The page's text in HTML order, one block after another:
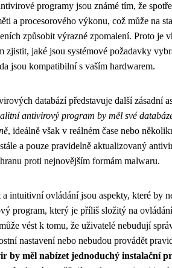
programy jsou známé tím, že
a procesorového výkonu, což může na
způsobit výrazné zpomalení. Proto je
zjistit, jaké jsou systémové požadavky
jsou kompatibilní s vaším hardwarem.
databází představuje další zásadní
antivirový program by měl své
, ideálně však v reálném čase nebo
a pouze pravidelně aktualizovaný
proti nejnovějším formám malwaru.
intuitivní ovládání jsou aspekty, které by
program, který je příliš složitý na
vést k tomu, že uživatelé nebudují
nastavení nebo nebudou provádět
by měl nabízet jednoduchý instalační